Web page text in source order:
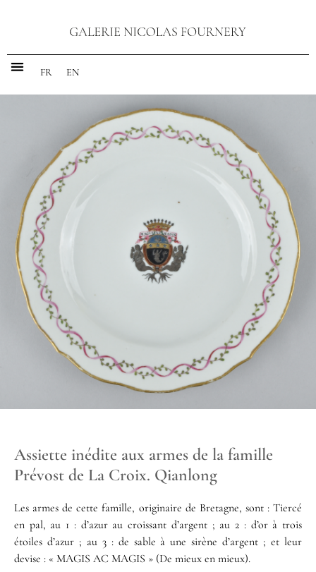
FR EN
Assiette inédite aux armes de la famille
Prévost de La Croix. Qianlong
Les armes de cette famille, originaire de Bretagne, sont : Tiercé
en pal, au 1 : d’azur au croissant d’argent ; au 2 : d’or à trois
étoiles d’azur ; au 3 : de sable à une sirène d’argent ; et leur
devise : « MAGIS AC MAGIS » (De mieux en mieux).